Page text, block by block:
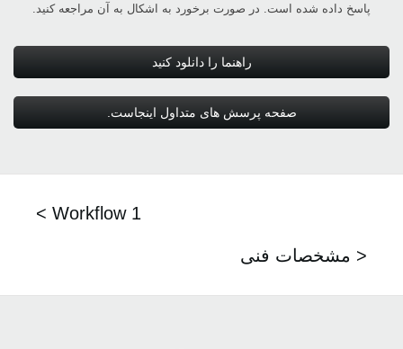
پاسخ داده شده است. در صورت برخورد به اشکال به آن مراجعه کنید.‏
راهنما را دانلود کنید
صفحه پرسش های متداول اینجاست.‏
< Workflow 1
مشخصات فنی >